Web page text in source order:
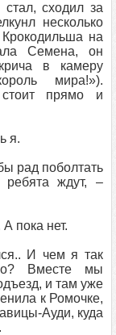
сходил за
несколько
на
Семена, он
в камеру
мира!»).
прямо и
я.
рад поболтать
ждут, –
пока нет.
И чем я так
Вместе мы
и там уже
к Ромочке,
Ауди, куда